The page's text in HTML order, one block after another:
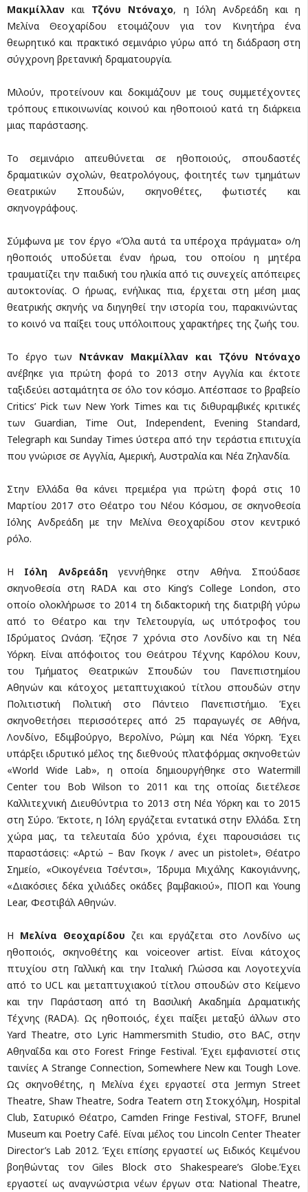
Μακμίλλαν και Τζόνυ Ντόναχο, η Ιόλη Ανδρεάδη και η
Μελίνα Θεοχαρίδου ετοιμάζουν για τον Κινητήρα ένα
θεωρητικό και πρακτικό σεμινάριο γύρω από τη διάδραση στη
σύγχρονη βρετανική δραματουργία.
Μιλούν, προτείνουν και δοκιμάζουν με τους συμμετέχοντες
τρόπους επικοινωνίας κοινού και ηθοποιού κατά τη διάρκεια
μιας παράστασης.
Το σεμινάριο απευθύνεται σε ηθοποιούς, σπουδαστές
δραματικών σχολών, θεατρολόγους, φοιτητές των τμημάτων
Θεατρικών Σπουδών, σκηνοθέτες, φωτιστές και
σκηνογράφους.
Σύμφωνα με τον έργο «Όλα αυτά τα υπέροχα πράγματα» ο/η
ηθοποιός υποδύεται έναν ήρωα, του οποίου η μητέρα
τραυματίζει την παιδική του ηλικία από τις συνεχείς απόπειρες
αυτοκτονίας. Ο ήρωας, ενήλικας πια, έρχεται στη μέση μιας
θεατρικής σκηνής να διηγηθεί την ιστορία του, παρακινώντας
το κοινό να παίξει τους υπόλοιπους χαρακτήρες της ζωής του.
Το έργο των Ντάνκαν Μακμίλλαν και Τζόνυ Ντόναχο
ανέβηκε για πρώτη φορά το 2013 στην Αγγλία και έκτοτε
ταξιδεύει ασταμάτητα σε όλο τον κόσμο. Απέσπασε το βραβείο
Critics’ Pick των New York Times και τις διθυραμβικές κριτικές
των Guardian, Time Out, Independent, Evening Standard,
Telegraph και Sunday Times ύστερα από την τεράστια επιτυχία
που γνώρισε σε Αγγλία, Αμερική, Αυστραλία και Νέα Ζηλανδία.
Στην Ελλάδα θα κάνει πρεμιέρα για πρώτη φορά στις 10
Μαρτίου 2017 στο Θέατρο του Νέου Κόσμου, σε σκηνοθεσία
Ιόλης Ανδρεάδη με την Μελίνα Θεοχαρίδου στον κεντρικό
ρόλο.
Η Ιόλη Ανδρεάδη γεννήθηκε στην Αθήνα. Σπούδασε
σκηνοθεσία στη RADA και στο King’s College London, στο
οποίο ολοκλήρωσε το 2014 τη διδακτορική της διατριβή γύρω
από το Θέατρο και την Τελετουργία, ως υπότροφος του
Ιδρύματος Ωνάση. Έζησε 7 χρόνια στο Λονδίνο και τη Νέα
Υόρκη. Είναι απόφοιτος του Θεάτρου Τέχνης Καρόλου Κουν,
του Τμήματος Θεατρικών Σπουδών του Πανεπιστημίου
Αθηνών και κάτοχος μεταπτυχιακού τίτλου σπουδών στην
Πολιτιστική Πολιτική στο Πάντειο Πανεπιστήμιο. Έχει
σκηνοθετήσει περισσότερες από 25 παραγωγές σε Αθήνα,
Λονδίνο, Εδιμβούργο, Βερολίνο, Ρώμη και Νέα Υόρκη. Έχει
υπάρξει ιδρυτικό μέλος της διεθνούς πλατφόρμας σκηνοθετών
«World Wide Lab», η οποία δημιουργήθηκε στο Watermill
Center του Bob Wilson το 2011 και της οποίας διετέλεσε
Καλλιτεχνική Διευθύντρια το 2013 στη Νέα Υόρκη και το 2015
στη Σύρο. Έκτοτε, η Ιόλη εργάζεται εντατικά στην Ελλάδα. Στη
χώρα μας, τα τελευταία δύο χρόνια, έχει παρουσιάσει τις
παραστάσεις: «Αρτώ – Βαν Γκογκ / avec un pistolet», Θέατρο
Σημείο, «Οικογένεια Τσέντσι», Ίδρυμα Μιχάλης Κακογιάννης,
«Διακόσιες δέκα χιλιάδες οκάδες βαμβακιού», ΠΙΟΠ και Young
Lear, Φεστιβάλ Αθηνών.
Η Μελίνα Θεοχαρίδου ζει και εργάζεται στο Λονδίνο ως
ηθοποιός, σκηνοθέτης και voiceover artist. Είναι κάτοχος
πτυχίου στη Γαλλική και την Ιταλική Γλώσσα και Λογοτεχνία
από το UCL και μεταπτυχιακού τίτλου σπουδών στο Κείμενο
και την Παράσταση από τη Βασιλική Ακαδημία Δραματικής
Τέχνης (RADA). Ως ηθοποιός, έχει παίξει μεταξύ άλλων στο
Yard Theatre, στο Lyric Hammersmith Studio, στο BAC, στην
Αθηναΐδα και στο Forest Fringe Festival. Έχει εμφανιστεί στις
ταινίες A Strange Connection, Somewhere New και Tough Love.
Ως σκηνοθέτης, η Μελίνα έχει εργαστεί στα Jermyn Street
Theatre, Shaw Theatre, Sodra Teatern στη Στοκχόλμη, Hospital
Club, Σατυρικό Θέατρο, Camden Fringe Festival, STOFF, Brunel
Museum και Poetry Café. Είναι μέλος του Lincoln Center Theater
Director’s Lab 2012. Έχει επίσης εργαστεί ως Ειδικός Κειμένου
βοηθώντας τον Giles Block στο Shakespeare’s Globe.Έχει
εργαστεί ως αναγνώστρια νέων έργων στα: National Theatre,